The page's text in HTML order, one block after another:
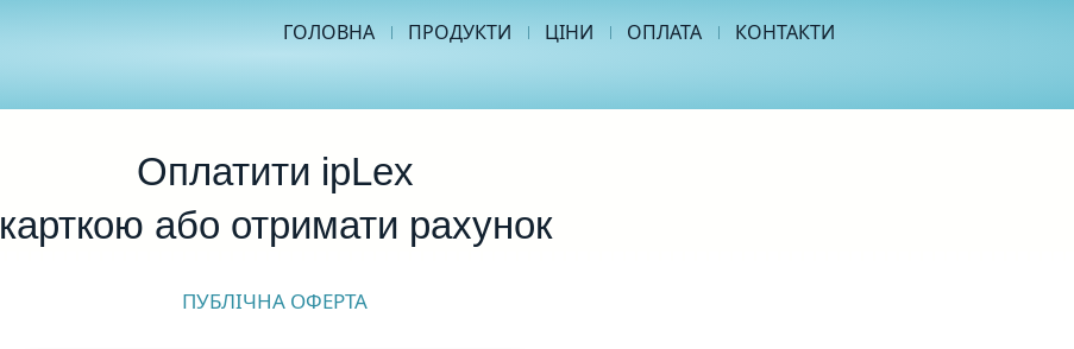
ГОЛОВНА ПРОДУКТИ ЦІНИ ОПЛАТА КОНТАКТИ
Оплатити ipLex
карткою або отримати рахунок
ПУБЛІЧНА ОФЕРТА